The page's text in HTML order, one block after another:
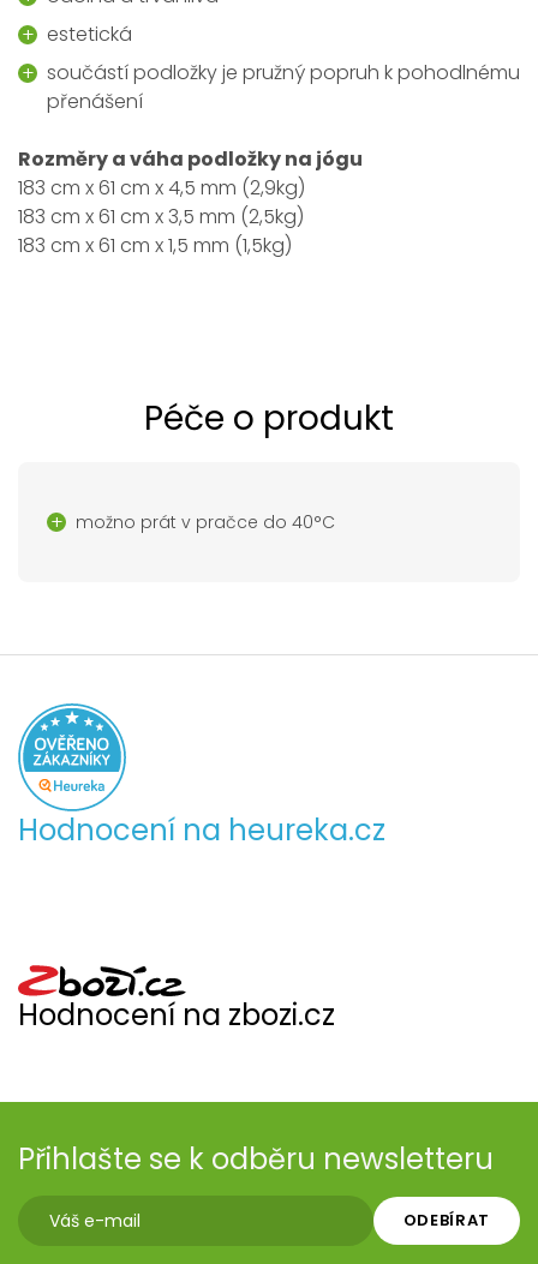
estetická
součástí podložky je pružný popruh k pohodlnému
přenášení
Rozměry a váha podložky na jógu
183 cm x 61 cm x 4,5 mm (2,9kg)
183 cm x 61 cm x 3,5 mm (2,5kg)
183 cm x 61 cm x 1,5 mm (1,5kg)
Péče o produkt
možno prát v pračce do 40°C
Hodnocení na heureka.cz
Hodnocení na zbozi.cz
Přihlašte se k odběru newsletteru
ODEBÍRAT